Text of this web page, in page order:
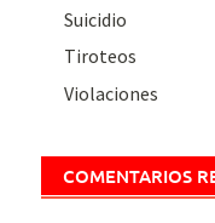
Suicidio
Tiroteos
Violaciones
COMENTARIOS